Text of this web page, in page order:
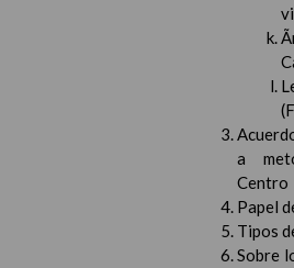
a
Centro
Papel
Tipos
Sobre